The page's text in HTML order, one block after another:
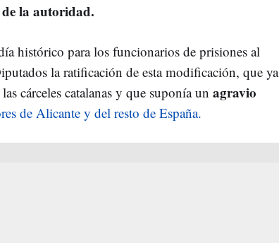
de la autoridad.
histórico para los funcionarios de prisiones al
la ratificación de esta modificación, que ya
cárceles catalanas y que suponía un agravio
de Alicante y del resto de España.